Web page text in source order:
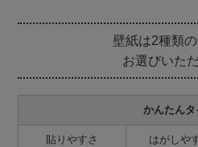
壁紙は2種類
お選びいた
かんたん
貼りやすさ はがしや